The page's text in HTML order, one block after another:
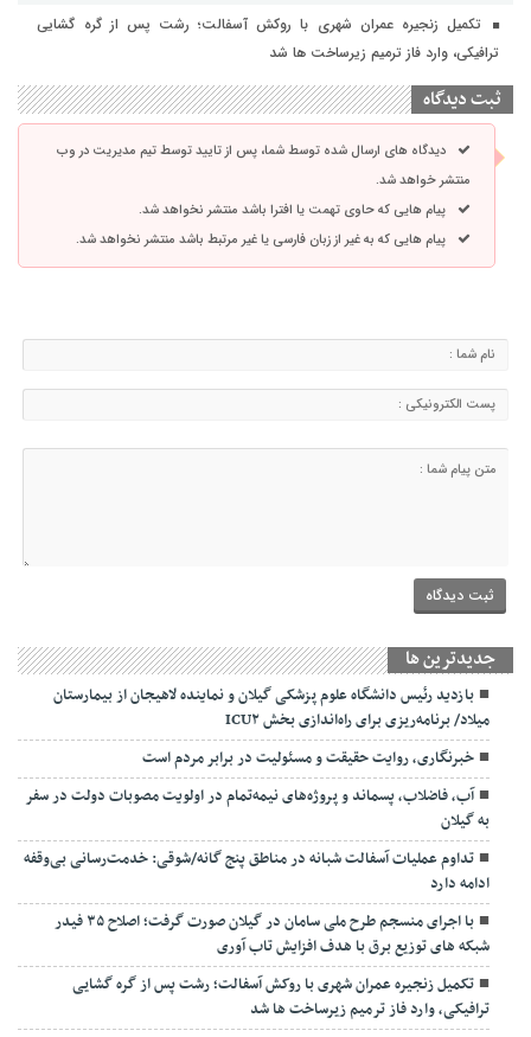
تکمیل زنجیره عمران شهری با روکش آسفالت؛ رشت پس از گره گشایی
ترافیکی، وارد فاز ترمیم زیرساخت ها شد
ثبت دیدگاه
دیدگاه های ارسال شده توسط شما، پس از تایید توسط تیم مدیریت در وب
منتشر خواهد شد.
پیام هایی که حاوی تهمت یا افترا باشد منتشر نخواهد شد.
پیام هایی که به غیر از زبان فارسی یا غیر مرتبط باشد منتشر نخواهد شد.
جديدترين ها
بازدید رئیس دانشگاه علوم پزشکی گیلان و نماینده لاهیجان از بیمارستان
میلاد/ برنامه‌ریزی برای راه‌اندازی بخش ICU۲
خبرنگاری، روایت حقیقت و مسئولیت‌ در برابر مردم است
آب، فاضلاب، پسماند و پروژه‌های نیمه‌تمام در اولویت مصوبات دولت در سفر
به گیلان
تداوم عملیات آسفالت‌ شبانه در مناطق پنج گانه/شوقی: خدمت‌رسانی بی‌وقفه
ادامه دارد
با اجرای منسجم طرح ملی سامان در گیلان صورت گرفت؛ اصلاح ۳۵ فیدر
شبکه های توزیع برق با هدف افزایش تاب آوری
تکمیل زنجیره عمران شهری با روکش آسفالت؛ رشت پس از گره گشایی
ترافیکی، وارد فاز ترمیم زیرساخت ها شد